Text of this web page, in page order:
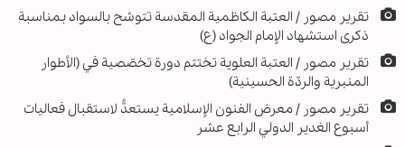
تقریر مصور / العتبة الكاظمية المقدسة تتوشح بالسواد بمناسبة
ذكرى استشهاد الإمام الجواد (ع)
تقرير مصور / العتبة العلوية تختتم دورة تخصّصية في (الأطوار
المنبرية والردّة الحسينية)
تقرير مصور / معرض الفنون الإسلامية يستعدُّ لاستقبال فعاليات
أسبوع الغدير الدولي الرابع عشر